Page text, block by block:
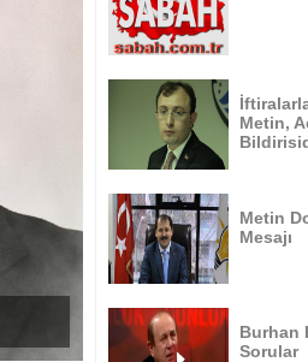
Metin,
Metin
Mesajı
Burhan
Sorular